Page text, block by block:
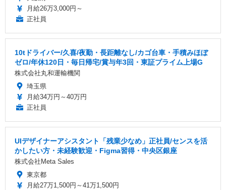
月給26万3,000円～
正社員
10tドライバー/久喜/夜勤・長距離なし/カゴ台車・手積みほぼ
ゼロ/年休120日・毎日帰宅/賞与年3回・東証プライム上場G
株式会社丸和運輸機関
埼玉県
月給34万円～40万円
正社員
UIデザイナーアシスタント「残業少なめ」正社員/センスを活
かしたい方・未経験歓迎・Figma習得・中央区銀座
株式会社Meta Sales
東京都
月給27万1,500円～41万1,500円